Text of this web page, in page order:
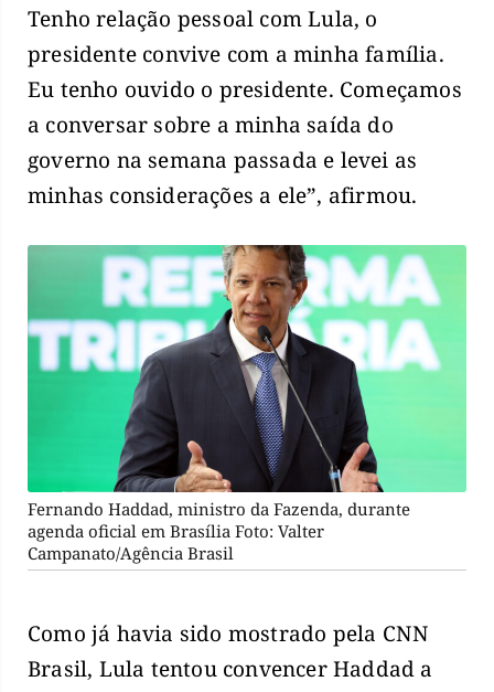
Tenho relação pessoal com Lula, o
presidente convive com a minha família.
Eu tenho ouvido o presidente. Começamos
a conversar sobre a minha saída do
governo na semana passada e levei as
minhas considerações a ele”, afirmou.
Fernando Haddad, ministro da Fazenda, durante
agenda oficial em Brasília Foto: Valter
Campanato/Agência Brasil
Como já havia sido mostrado pela CNN
Brasil, Lula tentou convencer Haddad a